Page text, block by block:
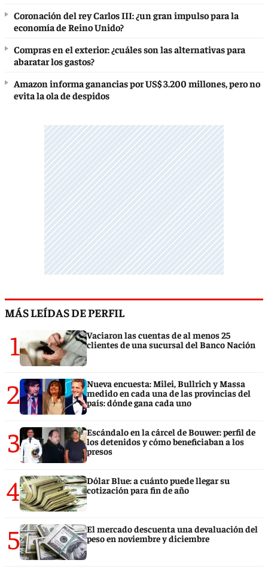
Coronación del rey Carlos III: ¿un gran impulso para la
economía de Reino Unido?
Compras en el exterior: ¿cuáles son las alternativas para
abaratar los gastos?
Amazon informa ganancias por US$ 3.200 millones, pero no
evita la ola de despidos
MÁS LEÍDAS DE PERFIL
1
Vaciaron las cuentas de al menos 25
clientes de una sucursal del Banco Nación
2
Nueva encuesta: Milei, Bullrich y Massa
medido en cada una de las provincias del
país: dónde gana cada uno
3
Escándalo en la cárcel de Bouwer: perfil de
los detenidos y cómo beneficiaban a los
presos
4
Dólar Blue: a cuánto puede llegar su
cotización para fin de año
5
El mercado descuenta una devaluación del
peso en noviembre y diciembre